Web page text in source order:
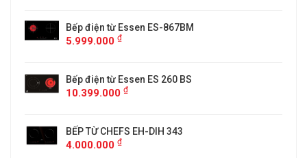
Bếp điện từ Essen ES-867BM
5.999.000 ₫
Bếp điện từ Essen ES 260 BS
10.399.000 ₫
BẾP TỪ CHEFS EH-DIH 343
4.000.000 ₫